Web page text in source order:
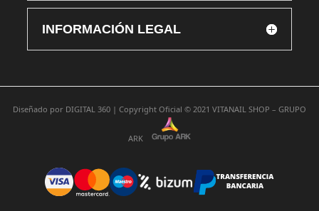
INFORMACIÓN LEGAL
Diseñado por DIGITAL 360 | Copyright Oficial © 2021 VITANAIL SHOP – GRUPO
ARK